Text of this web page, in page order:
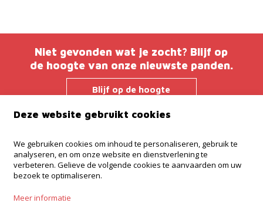
Niet gevonden wat je zocht? Blijf op
de hoogte van onze nieuwste panden.
Blijf op de hoogte
Immo Troef
Brusselsesteenweg 38
9280 Lebbeke
info@immotroef.be
Deze website gebruikt cookies
We gebruiken cookies om inhoud te personaliseren, gebruik te
analyseren, en om onze website en dienstverlening te
verbeteren. Gelieve de volgende cookies te aanvaarden om uw
bezoek te optimaliseren.
Meer informatie